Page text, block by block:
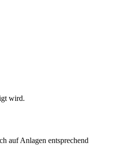
wird.
auf Anlagen entsprechend